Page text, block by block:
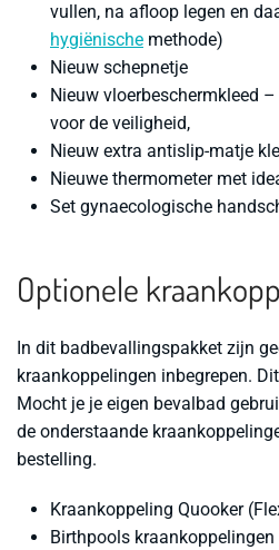
vullen, na afloop legen en
hygiënische methode)
Nieuw schepnetje
Nieuw vloerbeschermkleed
voor de veiligheid,
Nieuw extra antislip-matje
Nieuwe thermometer met
Set gynaecologische
Optionele
In dit badbevallingspakket zijn
kraankoppelingen inbegrepen.
Mocht je je eigen bevalbad
de onderstaande
bestelling.
Kraankoppeling Quooker
Birthpools kraankoppelingen